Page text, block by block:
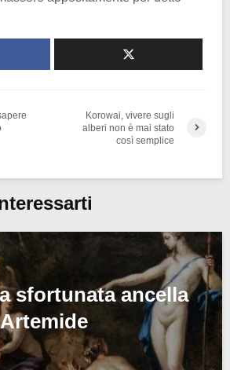
Korowai, vivere sugli
alberi non è mai stato
così semplice
sfortunata ancella